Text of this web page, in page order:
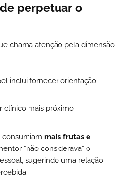
perpetuar o
chama atenção pela dimensão
inclui fornecer orientação
clínico mais próximo
consumiam mais frutas e
“não considerava” o
sugerindo uma relação